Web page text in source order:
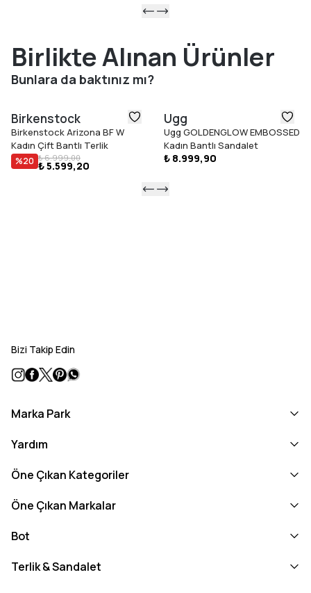
Birlikte Alınan Ürünler
Bunlara da baktınız mı?
Birkenstock
Birkenstock Arizona BF W
Kadın Çift Bantlı Terlik
%20 ₺ 6.999,00
₺ 5.599,20
Ugg
Ugg GOLDENGLOW EMBOSSED
Kadın Bantlı Sandalet
₺ 8.999,90
Bizi Takip Edin
Marka Park
Yardım
Öne Çıkan Kategoriler
Öne Çıkan Markalar
Bot
Terlik & Sandalet